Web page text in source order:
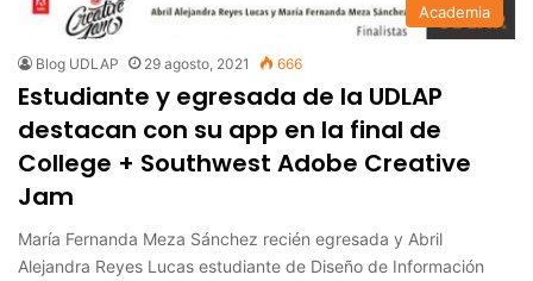
Academia
Blog UDLAP 29 agosto, 2021 666
Estudiante y egresada de la UDLAP
destacan con su app en la final de
College + Southwest Adobe Creative
Jam
María Fernanda Meza Sánchez recién egresada y Abril
Alejandra Reyes Lucas estudiante de Diseño de Información